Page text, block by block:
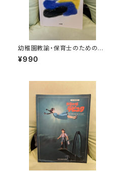
幼稚園教諭・保育士のためのピ
アノ入門【編著：東京福祉保育専
門学校】出版社：ドレミ楽譜出版
¥990